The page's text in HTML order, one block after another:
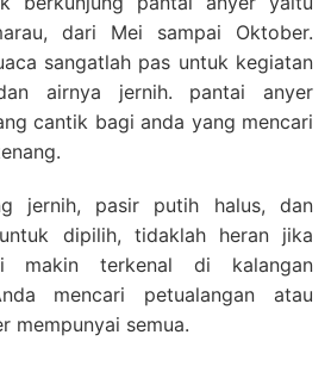
dari Mei sampai Oktober.
sangatlah pas untuk kegiatan
airnya jernih. pantai anyer
cantik bagi anda yang mencari
jernih, pasir putih halus, dan
dipilih, tidaklah heran jika
makin terkenal di kalangan
mencari petualangan atau
mempunyai semua.